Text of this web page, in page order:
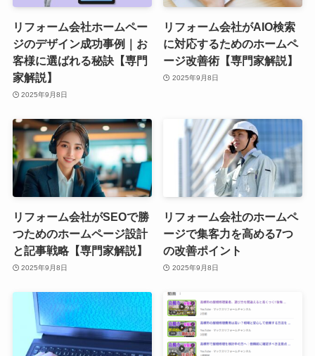
リフォーム会社ホームペー
ジのデザイン成功事例｜お
客様に選ばれる秘訣【専門
家解説】
2025年9月8日
リフォーム会社がAIO検索
に対応するためのホームペ
ージ改善術【専門家解説】
2025年9月8日
リフォーム会社がSEOで勝
つためのホームページ設計
と記事戦略【専門家解説】
2025年9月8日
リフォーム会社のホームペ
ージで集客力を高める7つ
の改善ポイント
2025年9月8日